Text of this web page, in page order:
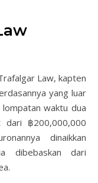
Law, kapten
yang luar
lompatan waktu dua
dari ฿200,000,000
dinaikkan
dibebaskan dari